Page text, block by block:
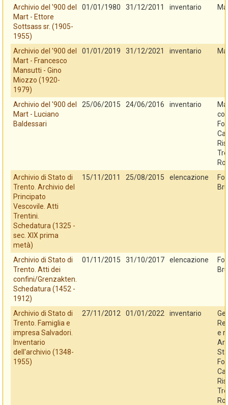
Archivio del '900 del
Mart - Ettore
Sottsass sr. (1905-
1955)
01/01/1980 31/12/2011 inventario
Archivio del '900 del
Mart - Francesco
Mansutti - Gino
Miozzo (1920-
1979)
01/01/2019 31/12/2021 inventario
Archivio del '900 del
Mart - Luciano
Baldessari
25/06/2015 24/06/2016 inventario
Archivio di Stato di
Trento. Archivio del
Principato
Vescovile. Atti
Trentini.
Schedatura (1325 -
sec. XIX prima
metà)
15/11/2011 25/08/2015 elencazione
Archivio di Stato di
Trento. Atti dei
confini/Grenzakten.
Schedatura (1452 -
1912)
01/11/2015 31/10/2017 elencazione
Archivio di Stato di
Trento. Famiglia e
impresa Salvadori.
Inventario
dell'archivio (1348-
1955)
27/11/2012 01/01/2022 inventario
e